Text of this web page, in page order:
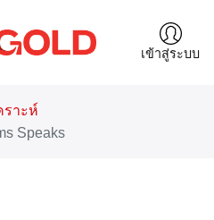
เข้าสู่ระบบ
ราะห์
Speaks